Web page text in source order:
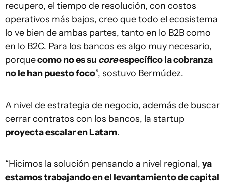
recupero, el tiempo de resolución, con costos
operativos más bajos, creo que todo el ecosistema
lo ve bien de ambas partes, tanto en lo B2B como
en lo B2C. Para los bancos es algo muy necesario,
porquecomo no es su coreespecífico la cobranza
no le han puesto foco”, sostuvo Bermúdez.
A nivel de estrategia de negocio, además de buscar
cerrar contratos con los bancos, la startup
proyecta escalar en Latam.
“Hicimos la solución pensando a nivel regional, ya
estamos trabajando en el levantamiento de capital